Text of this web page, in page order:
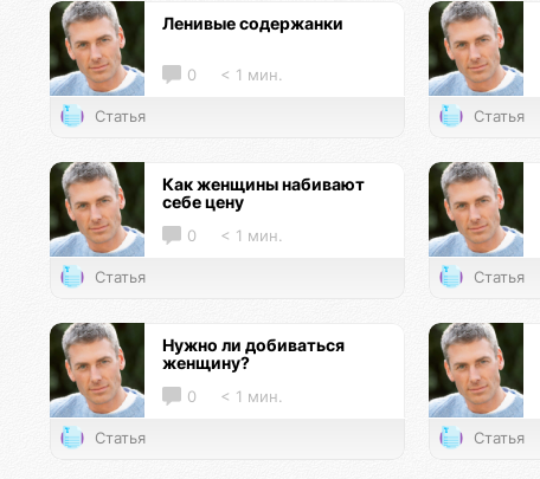
Ленивые содержанки
0 < 1 мин.
Статья Статья
Как женщины набивают
себе цену
0 < 1 мин.
Статья Статья
Нужно ли добиваться
женщину?
0 < 1 мин.
Статья Статья